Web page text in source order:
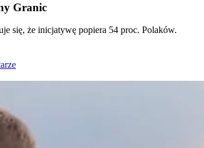
Granic
się, że inicjatywę popiera 54 proc. Polaków.